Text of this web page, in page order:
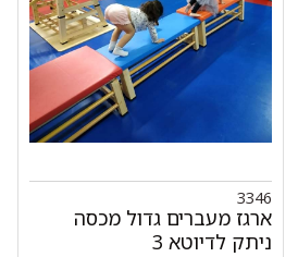
3346
ארגז מעברים גדול מכסה
ניתק לדיוטא 3